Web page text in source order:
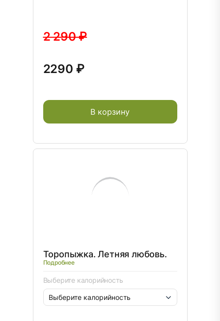
2 290 ₽
2290 ₽
В корзину
Торопыжка. Летняя любовь.
Подробнее
Выберите калорийность